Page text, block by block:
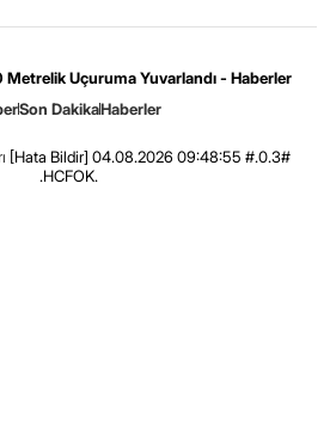
Uçuruma Yuvarlandı - Haberler
Son DakikaHaberler
[Hata Bildir] 04.08.2026 09:48:55 #.0.3#
.HCFOK.